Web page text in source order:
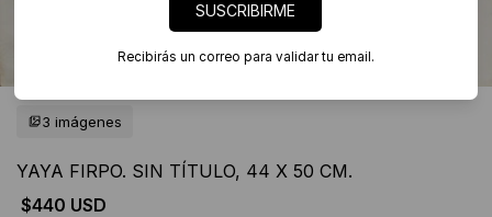
3 imágenes
YAYA FIRPO. SIN TÍTULO, 44 X 50 CM.
$440 USD
SUSCRIBIRME
Recibirás un correo para validar tu email.